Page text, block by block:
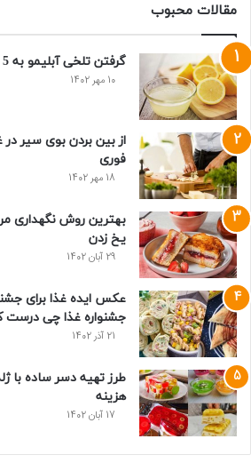
مقالات محبوب
گرفتن تلخی آبلیمو به 5 روش ساده و فوری
10 مهر 1402
فوری
18 مهر 1402
بهترین روش نگهداری
یخ زدن
29 آبان 1402
عکس ایده غذا برای
جشنواره غذا چی درست
21 آذر 1402
هزینه
17 آبان 1402